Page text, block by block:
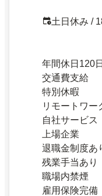
土日休み /
年間休日120
交通費支給
特別休暇
リモートワー
自社サービス
上場企業
退職金制度あ
残業手当あり
職場内禁煙
雇用保険完備